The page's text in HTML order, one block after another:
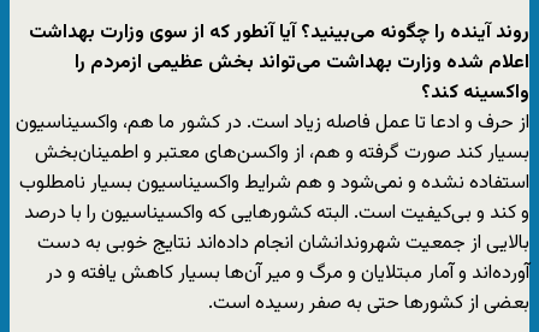
روند آینده را چگونه می‌بینید؟ آیا آنطور که از سوی وزارت بهداشت
اعلام شده وزارت بهداشت می‌تواند بخش عظیمی ازمردم را
واکسینه کند؟
از حرف و ادعا تا عمل فاصله زیاد است. در کشور ما هم، واکسیناسیون
بسیار کند صورت گرفته و هم، از واکسن‌های معتبر و اطمینان‌بخش
استفاده نشده و نمی‌شود و هم شرایط واکسیناسیون بسیار نامطلوب
و کند و بی‌کیفیت است. البته کشورهایی که واکسیناسیون را با درصد
بالایی از جمعیت شهروندانشان انجام داده‌اند نتایج خوبی به دست
آورده‌اند و آمار مبتلایان و مرگ و میر آن‌ها بسیار کاهش یافته و در
بعضی از کشورها حتی به صفر رسیده است.